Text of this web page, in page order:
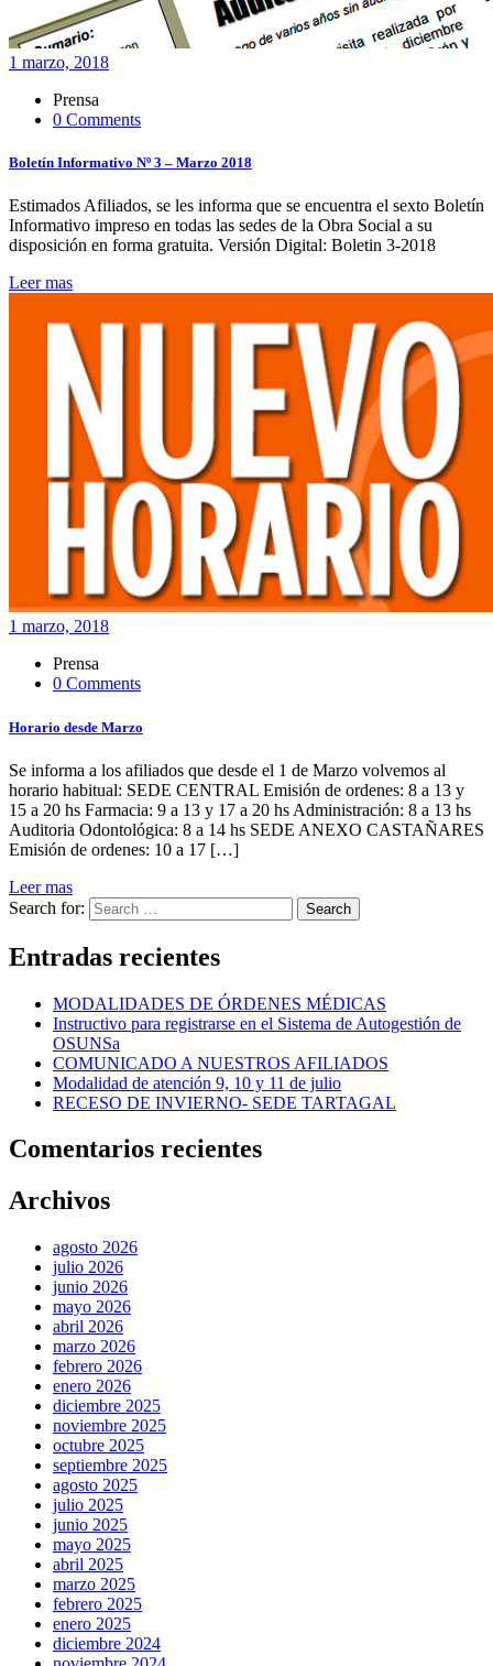
1 marzo, 2018
Prensa
0 Comments
Boletín Informativo Nº 3 – Marzo 2018
Estimados Afiliados, se les informa que se encuentra el sexto Boletín
Informativo impreso en todas las sedes de la Obra Social a su
disposición en forma gratuita. Versión Digital: Boletin 3-2018
Leer mas
1 marzo, 2018
Prensa
0 Comments
Horario desde Marzo
Se informa a los afiliados que desde el 1 de Marzo volvemos al
horario habitual: SEDE CENTRAL Emisión de ordenes: 8 a 13 y
15 a 20 hs Farmacia: 9 a 13 y 17 a 20 hs Administración: 8 a 13 hs
Auditoria Odontológica: 8 a 14 hs SEDE ANEXO CASTAÑARES
Emisión de ordenes: 10 a 17 […]
Leer mas
Search for:
Search
Entradas recientes
MODALIDADES DE ÓRDENES MÉDICAS
Instructivo para registrarse en el Sistema de Autogestión de
OSUNSa
COMUNICADO A NUESTROS AFILIADOS
Modalidad de atención 9, 10 y 11 de julio
RECESO DE INVIERNO- SEDE TARTAGAL
Comentarios recientes
Archivos
agosto 2026
julio 2026
junio 2026
mayo 2026
abril 2026
marzo 2026
febrero 2026
enero 2026
diciembre 2025
noviembre 2025
octubre 2025
septiembre 2025
agosto 2025
julio 2025
junio 2025
mayo 2025
abril 2025
marzo 2025
febrero 2025
enero 2025
diciembre 2024